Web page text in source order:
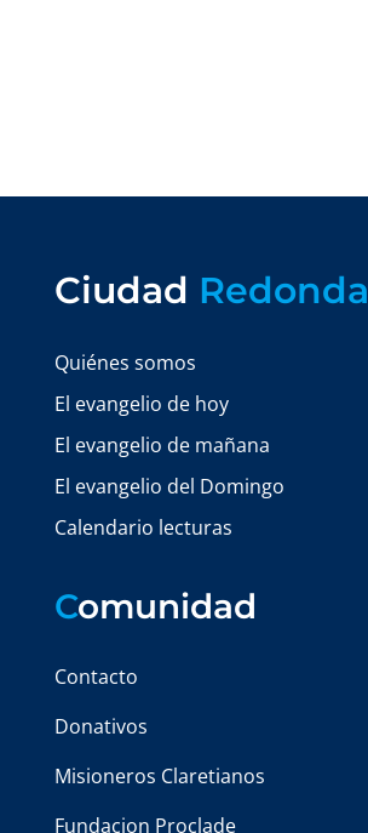
Ciudad Redonda
Quiénes somos
El evangelio de hoy
El evangelio de mañana
El evangelio del Domingo
Calendario lecturas
Comunidad
Contacto
Donativos
Misioneros Claretianos
Fundacion Proclade